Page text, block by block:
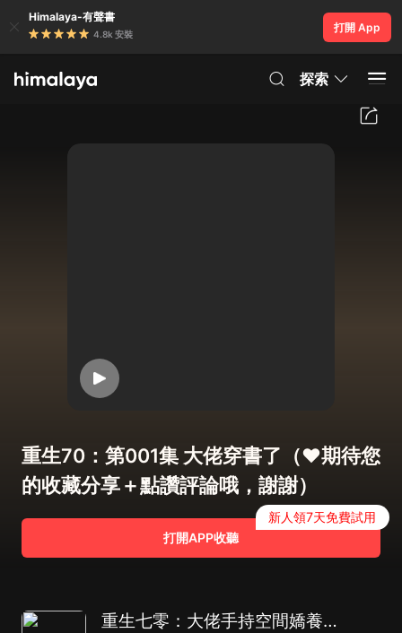
Himalaya-有聲書
4.8k 安裝
打開 App
探索
重生70：第001集 大佬穿書了（❤期待您
的收藏分享＋點讚評論哦，謝謝）
打開APP收聽
新人領7天免費試用
重生七零：大佬手持空間嬌養反派丨年代文慢更版